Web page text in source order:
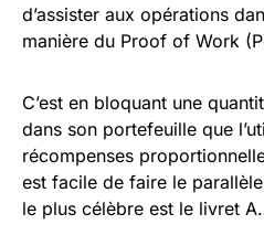
d’assister aux opérations
manière du Proof of Work
C’est en bloquant une
dans son portefeuille que
récompenses
est facile de faire le
le plus célèbre est le livret A.